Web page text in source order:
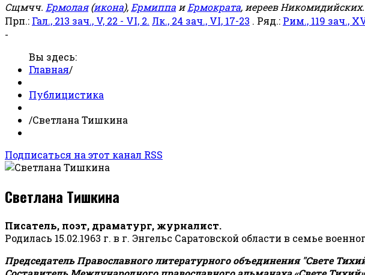
Сщмчч. Ермолая(икона), Ермиппа иЕрмократа, иереев
Прп.: Гал., 213 зач., V, 22 - VI, 2. Лк., 24 зач., VI, 17-23 . Ряд.: Рим., 119 зач.,
-
Вы здесь:
Главная/
Публицистика
/Светлана Тишкина
Подписаться на этот канал RSS
Светлана Тишкина
Писатель, поэт, драматург, журналист.
Родилась 15.02.1963 г. в г. Энгельс Саратовской области в семье
Председатель Православного литературного объединения "Свете